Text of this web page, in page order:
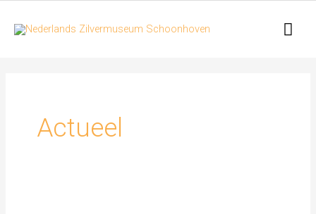
naar
Actueel